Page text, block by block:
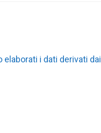
i dati derivati dai